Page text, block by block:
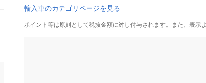
輸入車のカテゴリページを見る
ポイント等は原則として税抜金額に対し付与されます。また、表示